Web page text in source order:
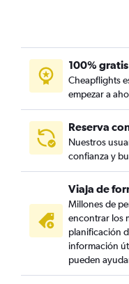
100% gratis
Cheapflights
empezar a
Reserva
Nuestros
confianza y
Viaja de
Millones de
encontrar los
planificación
información
pueden